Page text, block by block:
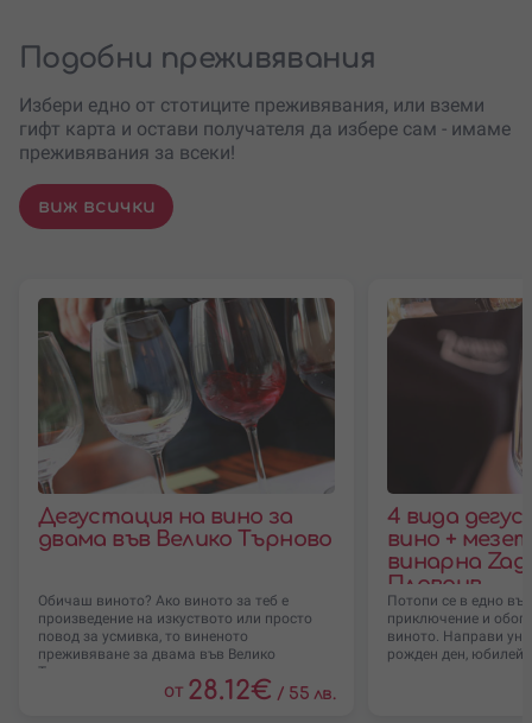
Подобни преживявания
Избери едно от стотиците преживявания, или вземи
гифт карта и остави получателя да избере сам - имаме
преживявания за всеки!
виж всички
Дегустация на вино за
двама във Велико Търново
Обичаш виното? Ако виното за теб е
произведение на изкуството или просто
повод за усмивка, то виненото
преживяване за двама във Велико
Търново
от 28.12€ / 55 лв.
4 вида
вино +
винарна
Пловдив
Потопи се в едно
приключение и
виното. Направи
рожден ден, юбилей,